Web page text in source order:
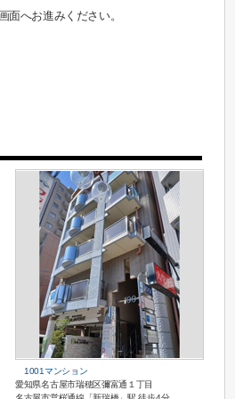
へお進みください。
1001マンション
愛知県名古屋市瑞穂区彌富通１丁目